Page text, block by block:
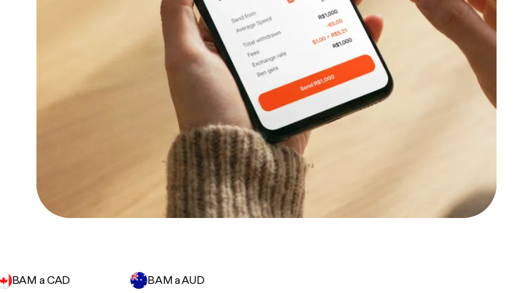
BAM a CAD BAM a AUD